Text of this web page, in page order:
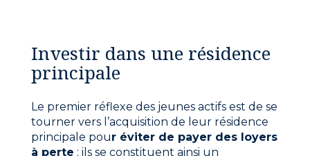
Investir dans une résidence
principale
Le premier réflexe des jeunes actifs est de se
tourner vers l’acquisition de leur résidence
principale pour éviter de payer des loyers
à perte ; ils se constituent ainsi un